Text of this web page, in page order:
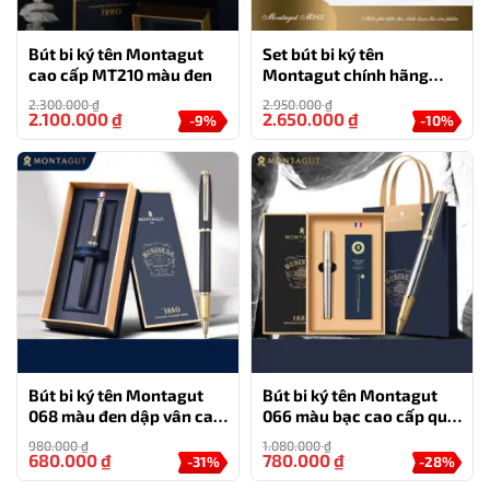
Bút bi ký tên Montagut
cao cấp MT210 màu đen
2.300.000₫
-9%
2.100.000₫
Set bút bi ký tên
Montagut chính hãng
M265 màu Xanh ngọc
đính đá cao cấp
2.950.000₫
-10%
2.650.000₫
Bút bi ký tên Montagut
068 màu đen dập vân cao
cấp quà tặng người thân
kèm hộp đựng và túi
980.000₫
-31%
680.000₫
Bút bi ký tên Montagut
066 màu bạc cao cấp quà
tặng doanh nghiệp (tặng
kèm 2 ngòi thay thế)
1.080.000₫
-28%
780.000₫